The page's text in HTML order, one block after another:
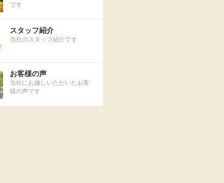
です
スタッフ紹介
当社のスタッフ紹介です
お客様の声
当社にお越しいただいたお客
様の声です